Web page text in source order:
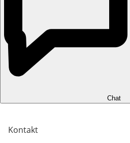
Chat
Kontakt